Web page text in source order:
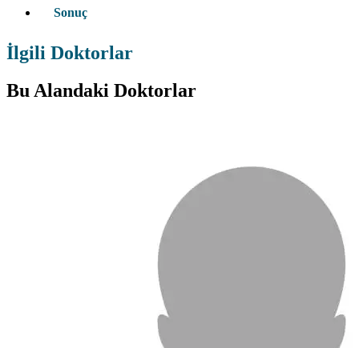
Sonuç
İlgili Doktorlar
Bu Alandaki Doktorlar